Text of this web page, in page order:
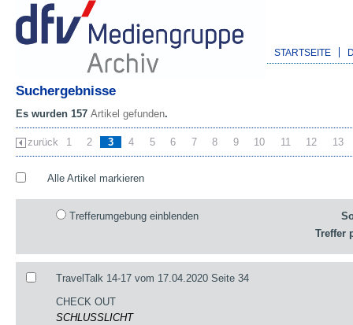
STARTSEITE
Suchergebnisse
Es wurden 157 Artikel gefunden.
zurück 1 2 3 4 5 6 7 8 9 10 11 12 13
Alle Artikel markieren
Trefferumgebung einblenden
Treffer
TravelTalk 14-17 vom 17.04.2020 Seite 34
CHECK OUT
SCHLUSSLICHT